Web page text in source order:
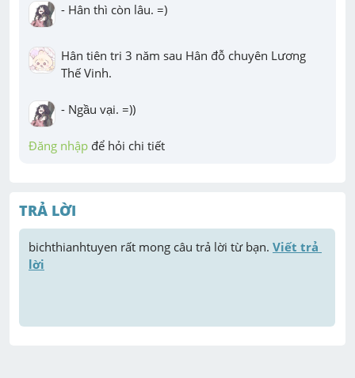
- Hân thì còn lâu. =)
Hân tiên tri 3 năm sau Hân đỗ chuyên Lương
Thế Vinh.
- Ngầu vại. =))
Đăng nhập để hỏi chi tiết
TRẢ LỜI
bichthianhtuyen rất mong câu trả lời từ bạn. Viết trả
lời